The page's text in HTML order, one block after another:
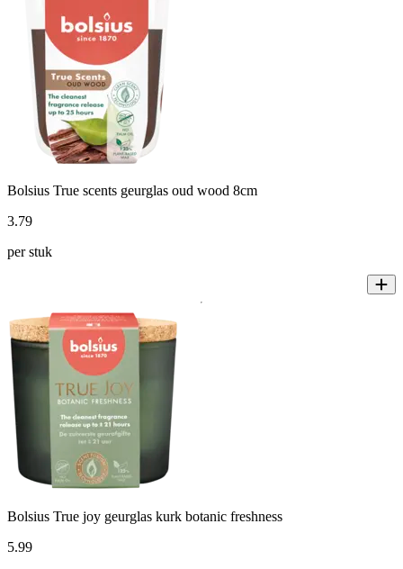
Bolsius True scents geurglas oud wood 8cm
3.79
per stuk
Bolsius True joy geurglas kurk botanic freshness
5.99